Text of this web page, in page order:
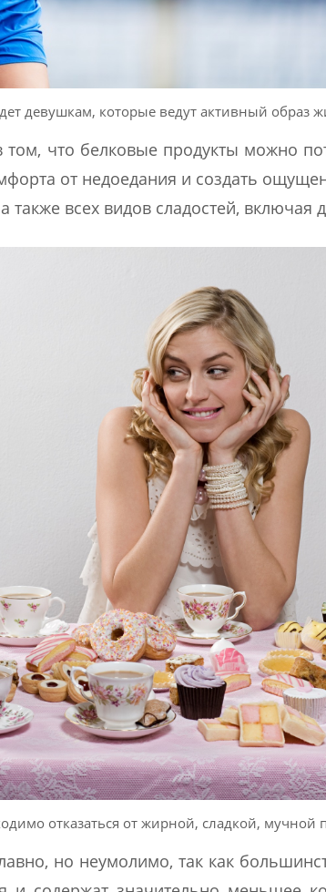
девушкам, которые ведут активный образ
том, что белковые продукты можно
от недоедания и создать
всех видов сладостей, включая
отказаться от жирной, сладкой, мучной
но неумолимо, так как